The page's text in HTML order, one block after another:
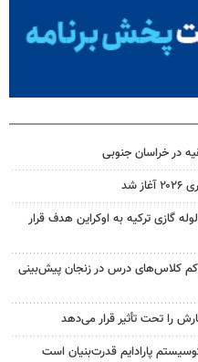
در خراسان جنوبی
شد
گازی ترکیه به اوکراین هدف قرار
کلاس‌های درس در زنجان پیش‌بینی
را تحت تأثیر قرار می‌دهد
پارادایم قدرت‌بنیان است